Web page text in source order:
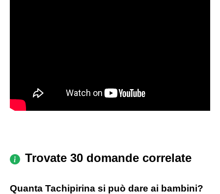
Trovate 30 domande correlate
Quanta Tachipirina si può dare ai bambini?